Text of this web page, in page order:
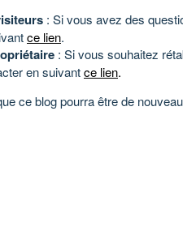
: Si vous avez des
ce lien.
: Si vous souhaitez
en suivantce lien.
ce blog pourra être de